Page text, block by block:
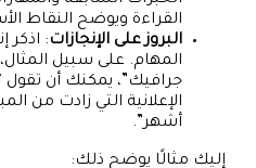
القراءة ويوضح النقاط
البروز على الإنجازات: اذكر
المهام. على سبيل
جرافيك”، يمكنك أن تقول
أشهر”.
إليك مثالًا يوضح ذلك: